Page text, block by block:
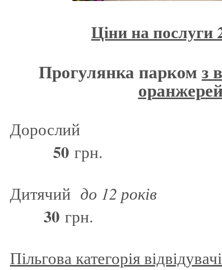
Ціни на послуги
Прогулянка паркомз
50 грн.
Дитячий до 12 років
30 грн.
Пільгова категорія